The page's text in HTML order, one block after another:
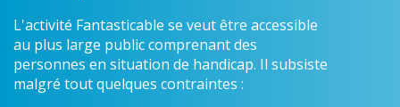
L'activité Fantasticable se veut être accessible
au plus large public comprenant des
personnes en situation de handicap. Il subsiste
malgré tout quelques contraintes :